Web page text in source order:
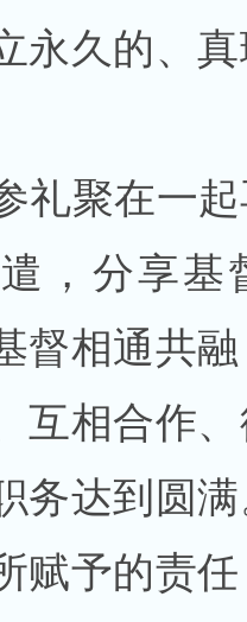
永久的、
礼聚在一起
，分享基
督相通共
互相合作
务达到圆
赋予的责